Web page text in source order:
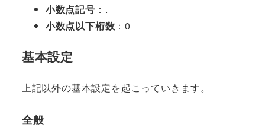
小数点記号 ：.
小数点以下桁数 ：0
基本設定
上記以外の基本設定を起こっていきます。
全般